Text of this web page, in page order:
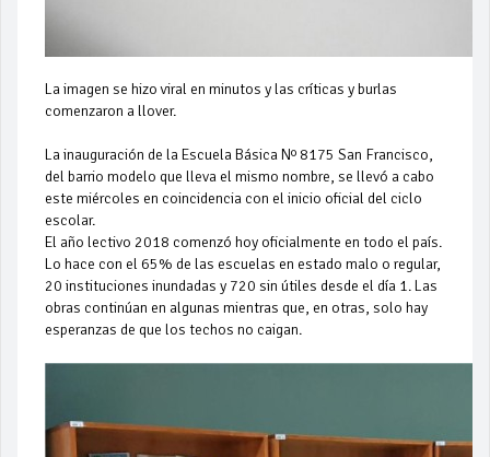
La imagen se hizo viral en minutos y las críticas y burlas
comenzaron a llover.
La inauguración de la Escuela Básica Nº 8175 San Francisco,
del barrio modelo que lleva el mismo nombre, se llevó a cabo
este miércoles en coincidencia con el inicio oficial del ciclo
escolar.
El año lectivo 2018 comenzó hoy oficialmente en todo el país.
Lo hace con el 65% de las escuelas en estado malo o regular,
20 instituciones inundadas y 720 sin útiles desde el día 1. Las
obras continúan en algunas mientras que, en otras, solo hay
esperanzas de que los techos no caigan.